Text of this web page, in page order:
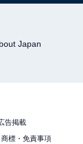
人6選！ 俳
Japan
告掲載
標・免責事項